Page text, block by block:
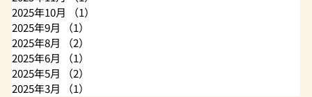
2025年10月
（1）
2025年9月
（1）
2025年8月
（2）
2025年6月
（1）
2025年5月
（2）
2025年3月
（1）